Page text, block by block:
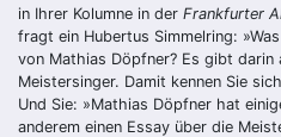
in Ihrer Kolumne in der Frankfurter
fragt ein Hubertus Simmelring:
von Mathias Döpfner? Es gibt darin
Meistersinger. Damit kennen Sie
Und Sie: »Mathias Döpfner hat
anderem einen Essay über die